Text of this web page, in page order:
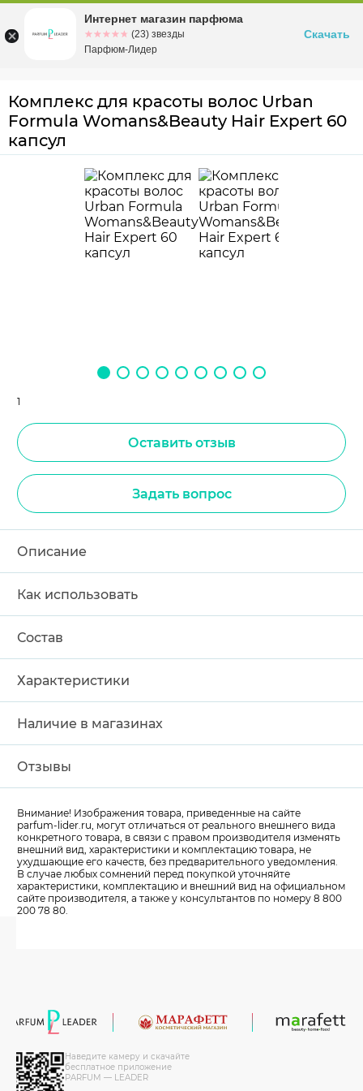
Омскул. Заозерная, 11, к. 1
Комплекс для красоты волос Urban
Formula Womans&Beauty Hair Expert 60
капсул
1
Оставить отзыв
Задать вопрос
Описание
Как использовать
Состав
Характеристики
Наличие в магазинах
Отзывы
Внимание! Изображения товара, приведенные на сайте
parfum-lider.ru, могут отличаться от реального внешнего вида
конкретного товара, в связи с правом производителя изменять
внешний вид, характеристики и комплектацию товара, не
ухудшающие его качеств, без предварительного уведомления.
В случае любых сомнений перед покупкой уточняйте
характеристики, комплектацию и внешний вид на официальном
сайте производителя, а также у консультантов по номеру 8 800
200 78 80.
Наведите камеру и скачайте
бесплатное приложение
PARFUM — LEADER
Интернет магазин парфюма
☆☆☆☆☆
★★★★★ (23) звезды
Парфюм-Лидер
Скачать